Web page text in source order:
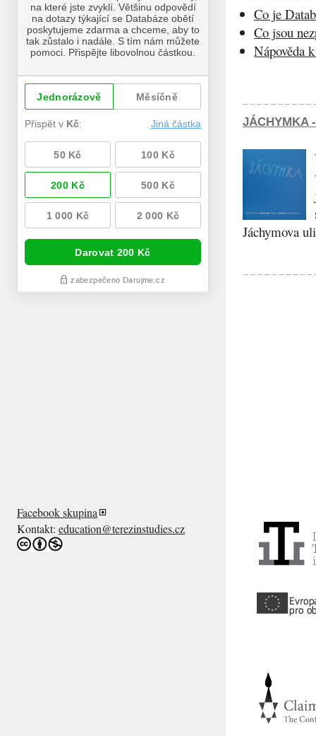
Co je
Co jsou
Nápověda
JÁCHYMKA
Jáchymova
Facebook skupina
Kontakt: education@terezinstudies.cz